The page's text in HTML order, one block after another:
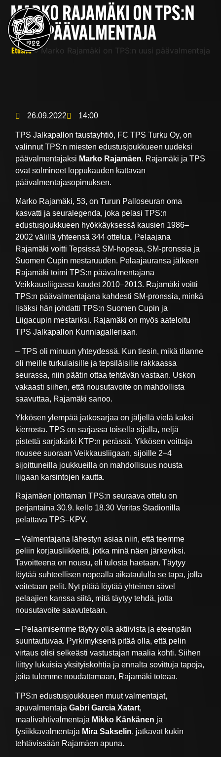
MARKO RAJAMÄKI ON TPS:N
UUSI PÄÄVALMENTAJA
Etusivu»Marko Rajamäki on TPS:n uusi päävalmentaja
26.09.2022 14:00
TPS Jalkapallon taustayhtiö, FC TPS Turku Oy, on
valinnut TPS:n miesten edustusjoukkueen uudeksi
päävalmentajaksi Marko Rajamäen. Rajamäki ja TPS
ovat solmineet loppukauden kattavan
päävalmentajasopimuksen.
Marko Rajamäki, 53, on Turun Palloseuran oma
kasvatti ja seuralegenda, joka pelasi TPS:n
edustusjoukkueen hyökkäyksessä kausien 1986–
2002 välillä yhteensä 344 ottelua. Pelaajana
Rajamäki voitti Tepsissä SM-hopeaa, SM-pronssia ja
Suomen Cupin mestaruuden. Pelaajauransa jälkeen
Rajamäki toimi TPS:n päävalmentajana
Veikkausliigassa kaudet 2010–2013. Rajamäki voitti
TPS:n päävalmentajana kahdesti SM-pronssia, minkä
lisäksi hän johdatti TPS:n Suomen Cupin ja
Liigacupin mestariksi. Rajamäki on myös aateloitu
TPS Jalkapallon Kunniagalleriaan.
– TPS oli minuun yhteydessä. Kun tiesin, mikä tilanne
oli meille turkulaisille ja tepsiläisille rakkaassa
seurassa, niin päätin ottaa tehtävän vastaan. Uskon
vakaasti siihen, että nousutavoite on mahdollista
saavuttaa, Rajamäki sanoo.
Ykkösen ylempää jatkosarjaa on jäljellä vielä kaksi
kierrosta. TPS on sarjassa toisella sijalla, neljä
pistettä sarjakärki KTP:n perässä. Ykkösen voittaja
nousee suoraan Veikkausliigaan, sijoille 2–4
sijoittuneilla joukkueilla on mahdollisuus nousta
liigaan karsintojen kautta.
Rajamäen johtaman TPS:n seuraava ottelu on
perjantaina 30.9. kello 18.30 Veritas Stadionilla
pelattava TPS–KPV.
– Valmentajana lähestyn asiaa niin, että teemme
peliin korjausliikkeitä, jotka minä näen järkeviksi.
Tavoitteena on nousu, eli tulosta haetaan. Täytyy
löytää suhteellisen nopealla aikataululla se tapa, jolla
voitetaan pelit. Nyt pitää löytää yhteinen sävel
pelaajien kanssa siitä, mitä täytyy tehdä, jotta
nousutavoite saavutetaan.
– Pelaamisemme täytyy olla aktiivista ja eteenpäin
suuntautuvaa. Pyrkimyksenä pitää olla, että pelin
virtaus olisi selkeästi vastustajan maalia kohti. Siihen
liittyy lukuisia yksityiskohtia ja ennalta sovittuja tapoja,
joita tulemme noudattamaan, Rajamäki toteaa.
TPS:n edustusjoukkueen muut valmentajat,
apuvalmentajaGabri Garcia Xatart,
maalivahtivalmentaja Mikko Känkänen ja
fysiikkavalmentaja Mira Sakselin, jatkavat kukin
tehtävissään Rajamäen apuna.